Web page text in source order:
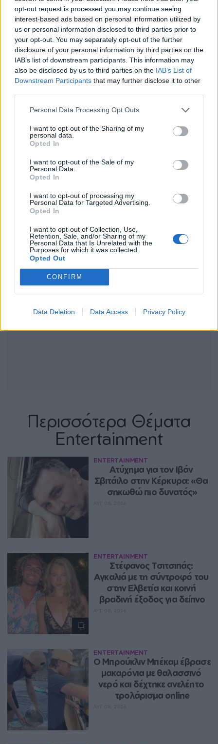
opt-out request is processed you may continue seeing
interest-based ads based on personal information utilized by
us or personal information disclosed to third parties prior to
your opt-out. You may separately opt-out of the further
disclosure of your personal information by third parties on the
IAB’s list of downstream participants. This information may
also be disclosed by us to third parties on the IAB’s List of
Downstream Participants that may further disclose it to other
Personal Data Processing Opt Outs
I want to opt-out of the Sharing of my
personal data.
Opted In
I want to opt-out of the Sale of my
Personal Data.
Opted In
I want to opt-out of processing my
Personal Data for Targeted Advertising.
Opted In
I want to opt-out of Collection, Use,
Retention, Sale, and/or Sharing of my
Personal Data that Is Unrelated with the
Purposes for which it was collected.
Opted Out
CONFIRM
Data Deletion Data Access Privacy Policy
Ακολουθήστε το Pink.gr στοGoogle Newsκαι
μάθετε πρώτοιτα πιο hot νέα.
Ακολουθήστε το Pink.gr και στο
Instagram
Περισσότερα Θέματα
Entertainment
ENTERTAINMENT
Ατύχημα για τον Ιβάν
Σβιτάιλο στην Κέρκυρα: «Θα
σηκωθώ πιο δυνατός»
ENTERTAINMENT
Στέφανος Τσιτσιπάς:
Αγκαλιά με τη σύντροφό του
στην Ελβετία και κοινή
βραδινή έξοδος για δείπνο
ENTERTAINMENT
Ο Μπρούκλιν Μπέκαμ έβρασε
μακαρόνια με θαλασσινό
νερό και δέχτηκε ανελέητο
τρολάρισμα online